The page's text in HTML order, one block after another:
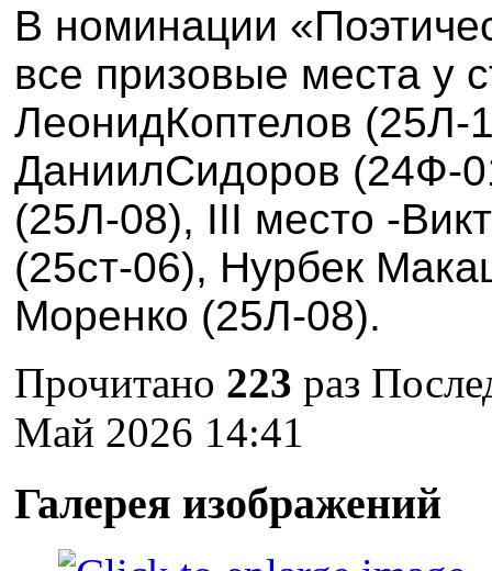
В номинации
все призовые места у
ЛеонидКоптелов (25Л-
ДаниилСидоров (24Ф-
(25Л-08), III место -
(25ст-06), Нурбек
Моренко (25Л-08).
Прочитано 223 раз
Май 2026 14:41
Галерея изображений